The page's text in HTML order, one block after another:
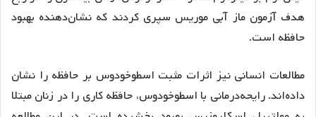
هدف آزمون ماز آبی موریس سپری کردند که نشان‌دهنده بهبود
حافظه است.
مطالعات انسانی نیز اثرات مثبت اسطوخودوس بر حافظه را نشان
داده‌اند. رایحه‌درمانی با اسطوخودوس، حافظه کاری را در زنان مبتلا